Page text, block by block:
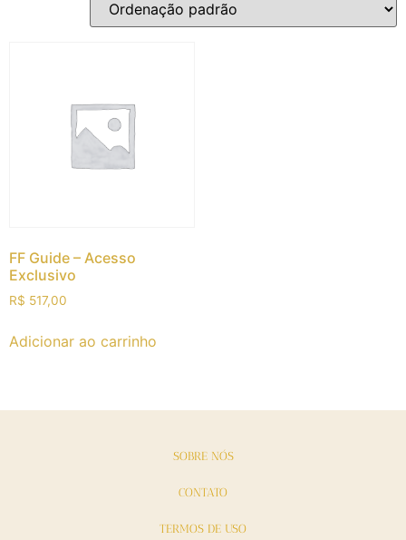
FF Guide – Acesso
Exclusivo
R$ 517,00
Adicionar ao carrinho
SOBRE NÓS
CONTATO
TERMOS DE USO